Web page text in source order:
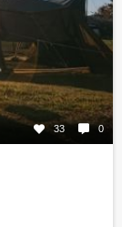
33 0